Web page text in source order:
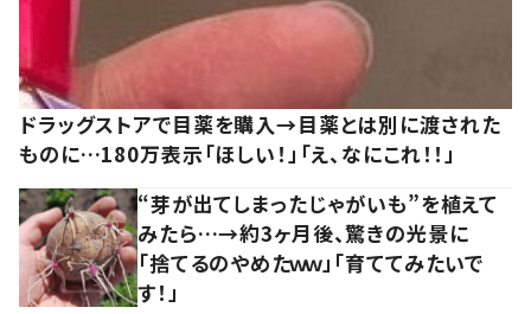
ドラッグストアで目薬を購入→目薬とは別に渡された
ものに…180万表示「ほしい！」「え、なにこれ！！」
“芽が出てしまったじゃがいも”を植えて
みたら…→約3ヶ月後、驚きの光景に
「捨てるのやめたｗｗ」「育ててみたいで
す！」